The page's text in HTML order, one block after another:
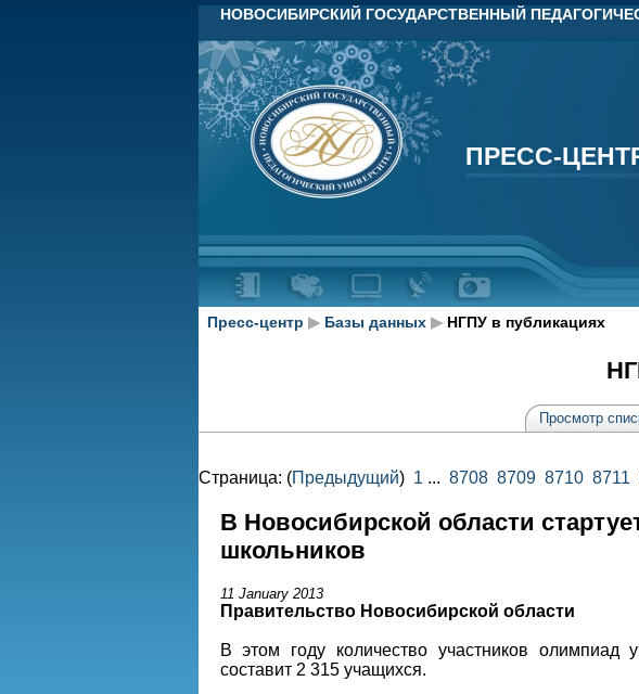
НОВОСИБИРСКИЙ ГОСУДАРСТВЕННЫЙ
ПРЕСС-
ПРЕСС-
Пресс-центр ▶ Базы данных ▶НГПУ в публикациях
Просмотр
Страница: (Предыдущий) 1... 8708 8709 8710 8711
В Новосибирской области
школьников
11 January 2013
Правительство Новосибирской области
В этом году количество участников олимпиад
составит 2 315 учащихся.